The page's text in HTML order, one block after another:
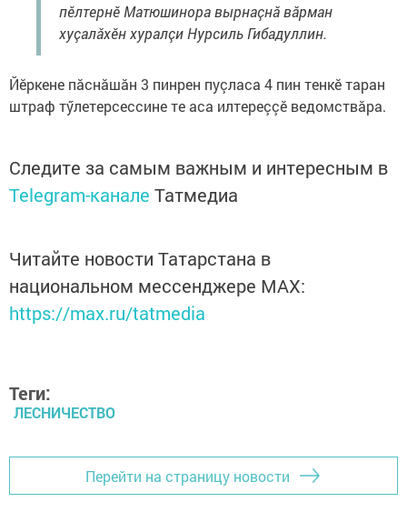
пĕлтернĕ Матюшинора вырнаçнă вăрман
хуçалăхĕн хуралçи Нурсиль Гибадуллин.
Йӗркене пӑснӑшӑн 3 пинрен пуçласа 4 пин тенкӗ таран
штраф тӳлетерсессине те аса илтереççĕ ведомствăра.
Следите за самым важным и интересным в
Telegram-канале Татмедиа
Читайте новости Татарстана в
национальном мессенджере MАХ:
https://max.ru/tatmedia
Теги:
ЛЕСНИЧЕСТВО
Перейти на страницу новости